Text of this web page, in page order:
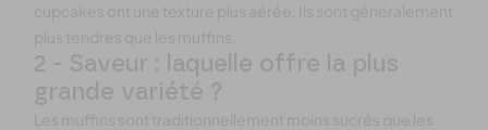
cupcakes ont une texture plus aérée. Ils sont généralement
plus tendres que les muffins.
2 - Saveur : laquelle offre la plus
grande variété ?
Les muffins sont traditionnellement moins sucrés que les